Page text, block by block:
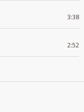
3:38
2:52